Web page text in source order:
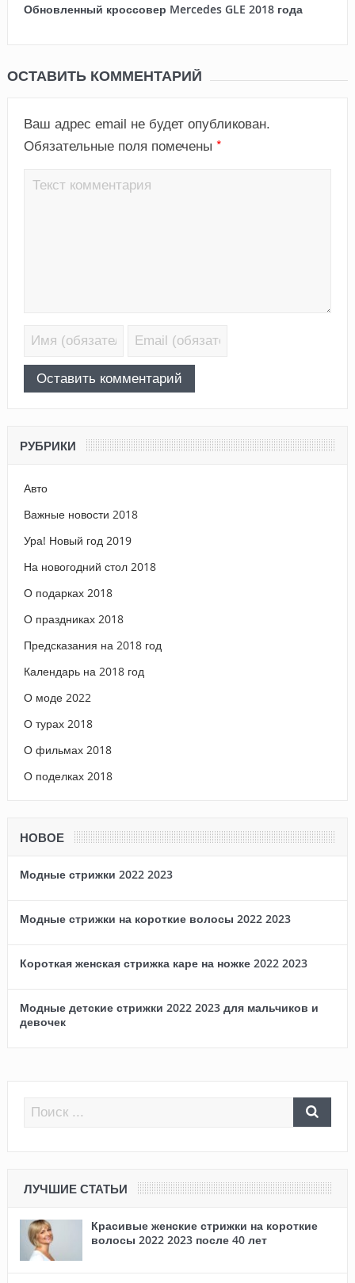
Обновленный кроссовер Mercedes GLE 2018 года
ОСТАВИТЬ КОММЕНТАРИЙ
Ваш адрес email не будет опубликован.
Обязательные поля помечены *
РУБРИКИ
Авто
Важные новости 2018
Ура! Новый год 2019
На новогодний стол 2018
О подарках 2018
О праздниках 2018
Предсказания на 2018 год
Календарь на 2018 год
О моде 2022
О турах 2018
О фильмах 2018
О поделках 2018
НОВОЕ
Модные стрижки 2022 2023
Модные стрижки на короткие волосы 2022 2023
Короткая женская стрижка каре на ножке 2022 2023
Модные детские стрижки 2022 2023 для мальчиков и
девочек
ЛУЧШИЕ СТАТЬИ
Красивые женские стрижки на короткие
волосы 2022 2023 после 40 лет